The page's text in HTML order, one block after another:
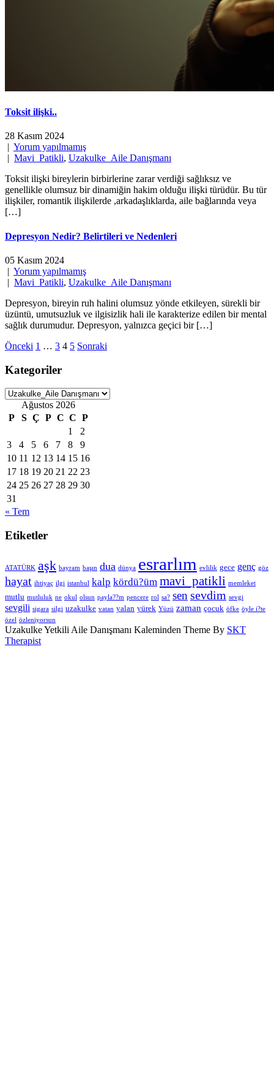
Toksit ilişki..
28 Kasım 2024
Yorum yapılmamış
Mavi_Patikli, Uzakulke_Aile Danışmanı
Toksit ilişki bireylerin birbirlerine zarar verdiği sağlıksız ve
genellikle olumsuz bir dinamiğin hakim olduğu ilişki türüdür. Bu tür
ilişkiler, romantik ilişkilerde ,arkadaşlıklarda, aile bağlarında veya
[…]
Depresyon Nedir? Belirtileri ve Nedenleri
05 Kasım 2024
| Yorum yapılmamış
| Mavi_Patikli, Uzakulke_Aile Danışmanı
Depresyon, bireyin ruh halini olumsuz yönde etkileyen, sürekli bir
üzüntü, umutsuzluk ve ilgisizlik hali ile karakterize edilen bir mental
sağlık durumudur. Depresyon, yalnızca geçici bir […]
Yazı
sayfalaması
Önceki 1 … 3 4 5 Sonraki
Kategoriler
Kategoriler
Ağustos 2026
P
S Ç P C C P
1
2
3
4 5 6 7 8
9
10 11 12 13 14 15 16
17 18 19 20 21 22 23
24 25 26 27 28 29 30
31
« Tem
Etiketler
ATATÜRK aşk bayram başın dua dünya esrarlım evlilik gece genç göz
hayat ihtiyaç ilgi istanbul kalp kördü?üm mavi_patikli memleket
mutlu mutluluk ne okul olsun payla??m pencere rol sa? sen sevdim sevgi
sevgili sigara silgi uzakulke vatan yalan yürek Yüzü zaman çocuk öfke öyle i?te
özel özleniyorsun
Uzakulke Yetkili Aile Danışmanı Kaleminden Theme By SKT
Therapist